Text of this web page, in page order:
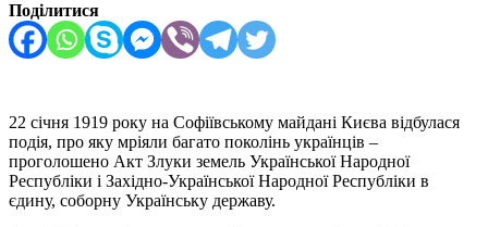
Поділитися
22 січня 1919 року на Софіївському майдані Києва відбулася
подія, про яку мріяли багато поколінь українців –
проголошено Акт Злуки земель Української Народної
Республіки і Західно-Української Народної Республіки в
єдину, соборну Українську державу.